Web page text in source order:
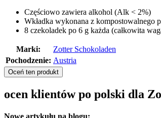
Częściowo zawiera alkohol (Alk < 2%)
Wkładka wykonana z kompostowalnego
8 czekoladek po 6 g każda (całkowita
Marki:
Zotter Schokoladen
Pochodzenie: Austria
Oceń ten produkt
ocen klientów po polski dla